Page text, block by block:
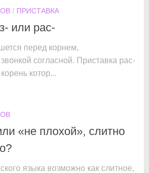
/ ПРИСТАВКА
или рас-
перед корнем,
согласной. Приставка рас-
котор...
«не плохой», слитно
языка возможно как слитное,